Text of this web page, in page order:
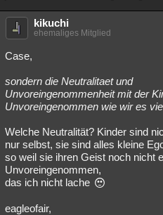
kikuchi
ehemaliges Mitglied
Case,
sondern die Neutralitaet und
Unvoreingenommenheit mit der
Unvoreingenommen wie wir es
Welche Neutralität? Kinder sind
nur selbst, sie sind alles kleine
so weil sie ihren Geist noch nicht
Unvoreingenommen,
das ich nicht lache
eagleofair,